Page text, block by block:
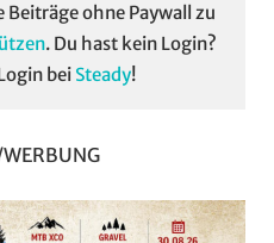
ohne Paywall zu
. Du hast kein Login?
bei Steady!